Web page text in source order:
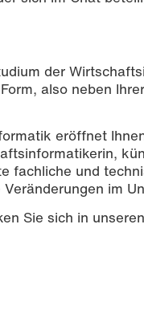
der
also neben
eröffnet
fachliche und
im
Sie sich in